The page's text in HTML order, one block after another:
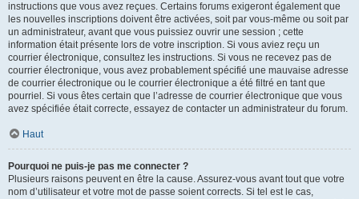
instructions que vous avez reçues. Certains forums exigeront également que
les nouvelles inscriptions doivent être activées, soit par vous-même ou soit par
un administrateur, avant que vous puissiez ouvrir une session ; cette
information était présente lors de votre inscription. Si vous aviez reçu un
courrier électronique, consultez les instructions. Si vous ne recevez pas de
courrier électronique, vous avez probablement spécifié une mauvaise adresse
de courrier électronique ou le courrier électronique a été filtré en tant que
pourriel. Si vous êtes certain que l’adresse de courrier électronique que vous
avez spécifiée était correcte, essayez de contacter un administrateur du forum.
Haut
Pourquoi ne puis-je pas me connecter ?
Plusieurs raisons peuvent en être la cause. Assurez-vous avant tout que votre
nom d’utilisateur et votre mot de passe soient corrects. Si tel est le cas,